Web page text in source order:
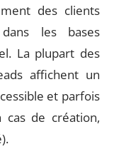
des clients
les bases
La plupart des
affichent un
et parfois
cas de création,